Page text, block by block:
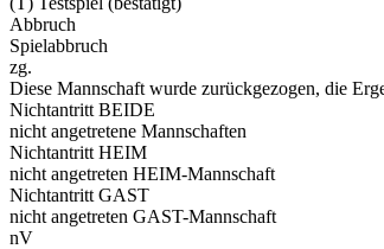
Abbruch
Spielabbruch
zg.
Diese Mannschaft wurde zurückgezogen, die
Nichtantritt BEIDE
nicht angetretene Mannschaften
Nichtantritt HEIM
nicht angetreten HEIM-Mannschaft
Nichtantritt GAST
nicht angetreten GAST-Mannschaft
nV